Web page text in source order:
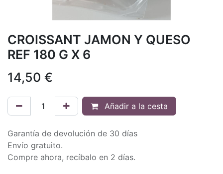
CROISSANT JAMON Y QUESO
REF 180 G X 6
14,50 €
Añadir a la cesta
Garantía de devolución de 30 días
Envío gratuito.
Compre ahora, recíbalo en 2 días.